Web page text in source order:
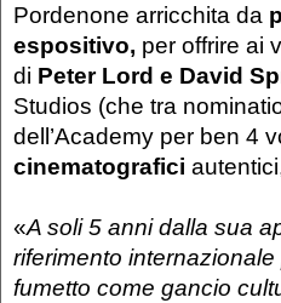
Pordenone arricchita da
espositivo, per offrire ai
di Peter Lord e David
Studios (che tra
dell’Academy per ben 4
cinematografici
«A soli 5 anni dalla sua
riferimento
fumetto come gancio